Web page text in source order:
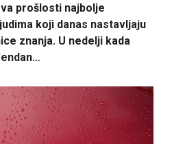
prošlosti najbolje
koji danas nastavljaju
znanja. U nedelji kada